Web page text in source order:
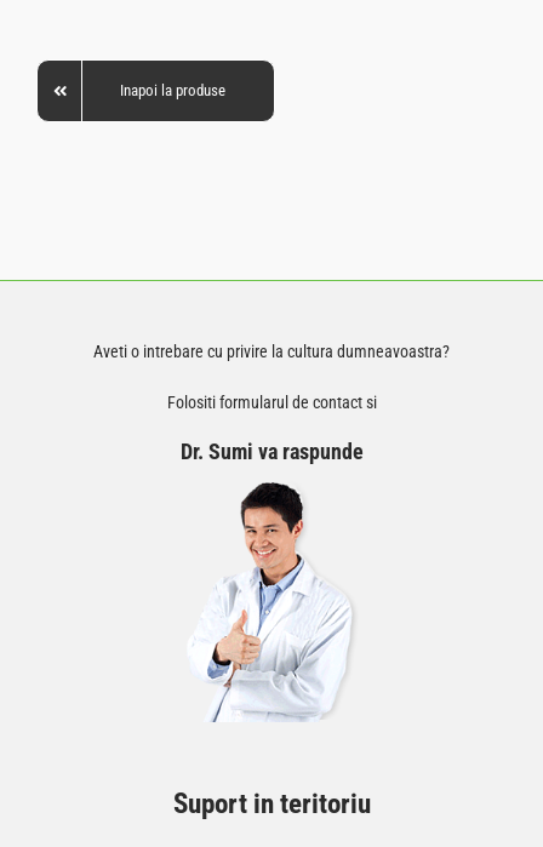
Inapoi la produse
Aveti o intrebare cu privire la cultura dumneavoastra?
Folositi formularul de contact si
Dr. Sumi va raspunde
Suport in teritoriu